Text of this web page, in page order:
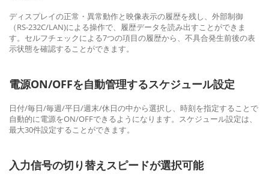
ディスプレイの正常・異常動作と映像表示の履歴を残し、外部制御
（RS-232C/LAN)による操作で、履歴データを読み出すことができま
す。セルフチェックによる7つの項目の履歴から、不具合発生前後の表
示状態を確認することができます。
電源ON/OFFを自動管理するスケジュール設定
日付/毎日/毎週/平日/週末/休日の中から選択し、時刻を指定することで
自動的に電源をON/OFFできるようになります。スケジュール設定は、
最大30件設定することができます。
入力信号の切り替えスピードが選択可能